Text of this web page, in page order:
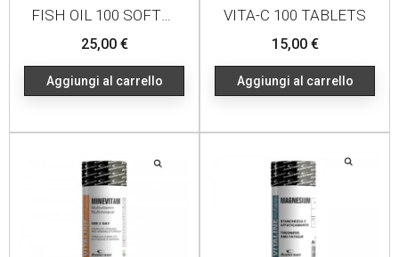
FISH OIL 100 SOFTGELS
Prezzo
25,00 €
Aggiungi al carrello
VITA-C 100 TABLETS
Prezzo
15,00 €
Aggiungi al carrello